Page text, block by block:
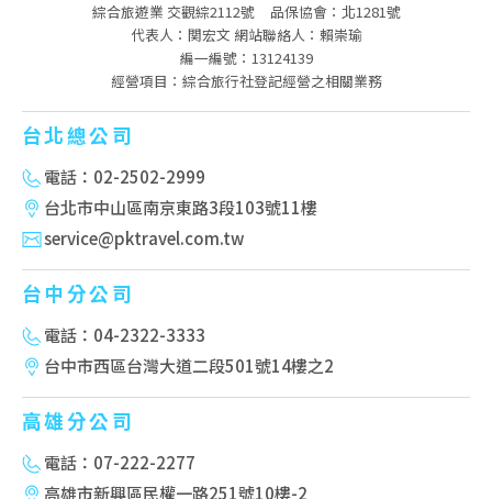
綜合旅遊業 交觀綜2112號
品保協會：北1281號
代表人：関宏文 網站聯絡人：賴崇瑜
編一編號：13124139
經營項目：綜合旅行社登記經營之相關業務
台北總公司
電話：02-2502-2999
台北市中山區南京東路3段103號11樓
service@pktravel.com.tw
台中分公司
電話：04-2322-3333
台中市西區台灣大道二段501號14樓之2
高雄分公司
電話：07-222-2277
高雄市新興區民權一路251號10樓-2